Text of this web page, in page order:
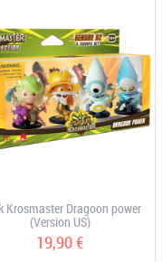
Krosmaster Dragoon power
(Version US)
19,90 €